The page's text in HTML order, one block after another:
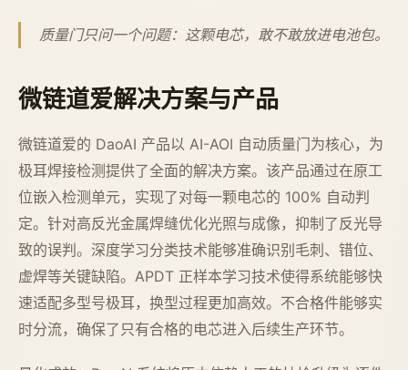
质量门只问一个问题：这颗电芯，敢不敢放进电池包。
微链道爱解决方案与产品
微链道爱的 DaoAI 产品以 AI-AOI 自动质量门为核心，为
极耳焊接检测提供了全面的解决方案。该产品通过在原工
位嵌入检测单元，实现了对每一颗电芯的 100% 自动判
定。针对高反光金属焊缝优化光照与成像，抑制了反光导
致的误判。深度学习分类技术能够准确识别毛刺、错位、
虚焊等关键缺陷。APDT 正样本学习技术使得系统能够快
速适配多型号极耳，换型过程更加高效。不合格件能够实
时分流，确保了只有合格的电芯进入后续生产环节。